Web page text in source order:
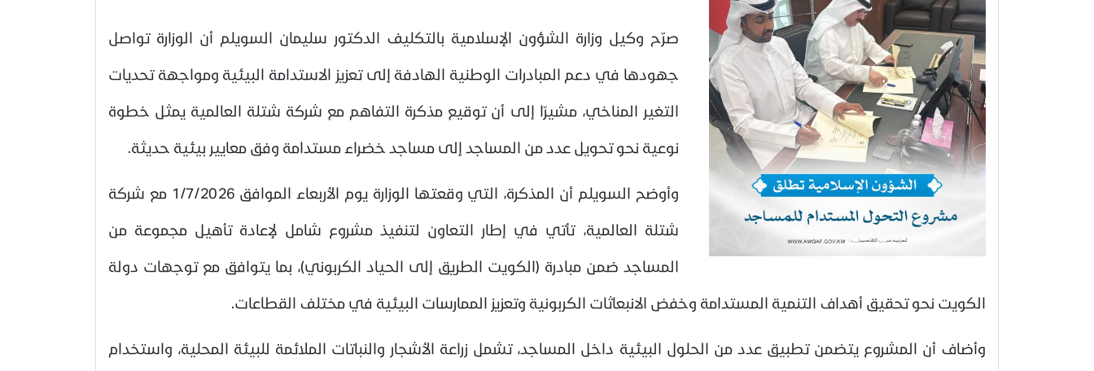
صرّح وكيل وزارة الشؤون الإسلامية بالتكليف الدكتور سليمان السويلم أن الوزارة تواصل
جهودها في دعم المبادرات الوطنية الهادفة إلى تعزيز الاستدامة البيئية ومواجهة تحديات
التغير المناخي، مشيرًا إلى أن توقيع مذكرة التفاهم مع شركة شتلة العالمية يمثل خطوة
نوعية نحو تحويل عدد من المساجد إلى مساجد خضراء مستدامة وفق معايير بيئية حديثة.
وأوضح السويلم أن المذكرة، التي وقعتها الوزارة يوم الأربعاء الموافق 1/7/2026 مع شركة
شتلة العالمية، تأتي في إطار التعاون لتنفيذ مشروع شامل لإعادة تأهيل مجموعة من
المساجد ضمن مبادرة (الكويت الطريق إلى الحياد الكربوني)، بما يتوافق مع توجهات دولة
الكويت نحو تحقيق أهداف التنمية المستدامة وخفض الانبعاثات الكربونية وتعزيز الممارسات البيئية في مختلف القطاعات.
وأضاف أن المشروع يتضمن تطبيق عدد من الحلول البيئية داخل المساجد، تشمل زراعة الأشجار والنباتات الملائمة للبيئة المحلية، واستخدام